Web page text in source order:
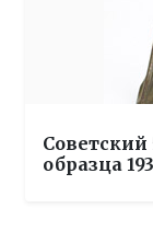
образца